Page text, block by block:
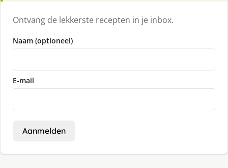
Ontvang de lekkerste recepten in je inbox.
Naam (optioneel)
E-mail
Aanmelden